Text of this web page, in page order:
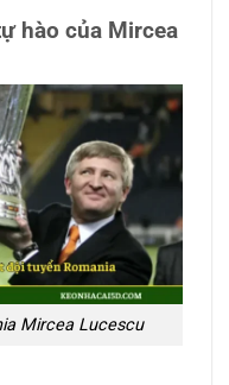
hào của Mircea
Mircea Lucescu